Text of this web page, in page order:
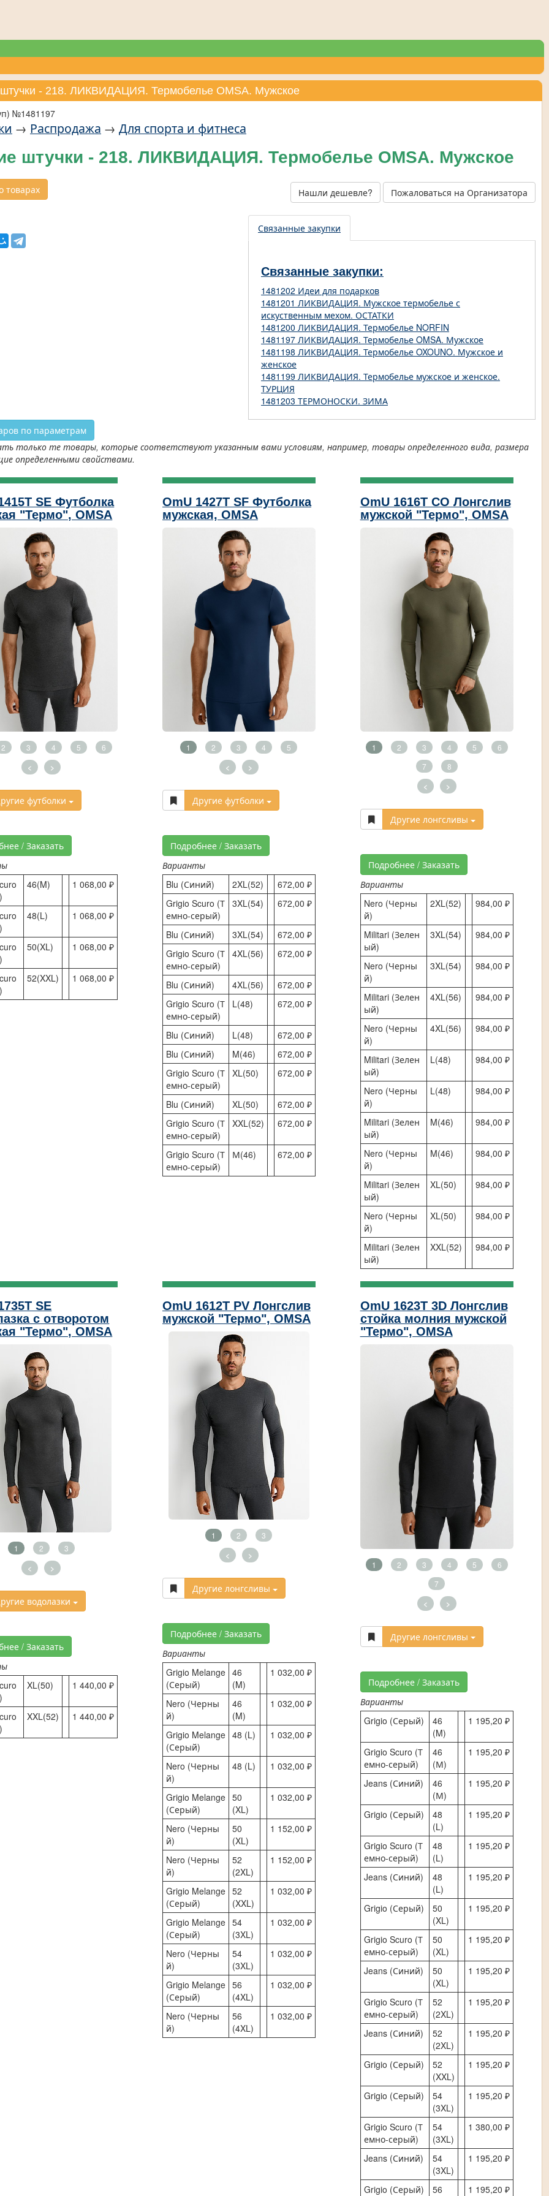
- 218. ЛИКВИДАЦИЯ. Термобелье OMSA. Мужское
№1481197
→ Распродажа → Для спорта и фитнеса
штучки - 218. ЛИКВИДАЦИЯ. Термобелье OMSA. Мужское
Нашли дешевле? Пожаловаться на Организатора
Связанные закупки
Связанные закупки:
1481202 Идеи для подарков
1481201 ЛИКВИДАЦИЯ. Мужское термобелье с
искуственным мехом. ОСТАТКИ
1481200 ЛИКВИДАЦИЯ. Термобелье NORFIN
1481197 ЛИКВИДАЦИЯ. Термобелье OMSA. Мужское
1481198 ЛИКВИДАЦИЯ. Термобелье OXOUNO. Мужское и
женское
1481199 ЛИКВИДАЦИЯ. Термобелье мужское и женское.
ТУРЦИЯ
1481203 ТЕРМОНОСКИ. ЗИМА
по параметрам
только те товары, которые соответствуют указанным вами условиям, например, товары определенного вида, размера
определенными свойствами.
SE Футболка
"Термо", OMSA
2 3 4 5 6
< >
футболки
/ Заказать
46(M) 1 068,00 ₽
48(L) 1 068,00 ₽
50(XL) 1 068,00 ₽
52(XXL) 1 068,00 ₽
OmU 1427T SF Футболка
мужская, OMSA
1 2 3 4 5
< >
Другие футболки
Подробнее / Заказать
Варианты
Blu (Синий)
2XL(52)
672,00 ₽
Grigio Scuro (Т
емно-серый)
3XL(54) 672,00 ₽
Blu (Синий) 3XL(54)
672,00 ₽
Grigio Scuro (Т
емно-серый)
4XL(56) 672,00 ₽
Blu (Синий) 4XL(56)
672,00 ₽
Grigio Scuro (Т
емно-серый)
L(48) 672,00 ₽
Blu (Синий) L(48)
672,00 ₽
Blu (Синий)
M(46)
672,00 ₽
Grigio Scuro (Т
емно-серый)
XL(50) 672,00 ₽
Blu (Синий) XL(50)
672,00 ₽
Grigio Scuro (Т
емно-серый)
XXL(52) 672,00 ₽
Grigio Scuro (Т
емно-серый)
М(46) 672,00 ₽
OmU 1616T CO Лонгслив
мужской "Термо", OMSA
1 2 3 4 5
6
7
8
< >
Другие лонгсливы
Подробнее / Заказать
Варианты
Nero (Черны
й)
2XL(52) 984,00 ₽
Militari (Зелен
ый)
3XL(54) 984,00 ₽
Nero (Черны
й)
3XL(54) 984,00 ₽
Militari (Зелен
ый)
4XL(56) 984,00 ₽
Nero (Черны
й)
4XL(56) 984,00 ₽
Militari (Зелен
ый)
L(48) 984,00 ₽
Nero (Черны
й)
L(48) 984,00 ₽
Militari (Зелен
ый)
M(46) 984,00 ₽
Nero (Черны
й)
M(46) 984,00 ₽
Militari (Зелен
ый)
XL(50) 984,00 ₽
Nero (Черны
й)
XL(50) 984,00 ₽
Militari (Зелен
ый)
XXL(52) 984,00 ₽
SE
с отворотом
"Термо", OMSA
1 2 3
< >
водолазки
/ Заказать
XL(50) 1 440,00 ₽
XXL(52) 1 440,00 ₽
OmU 1612T PV Лонгслив
мужской "Термо", OMSA
1 2 3
< >
Другие лонгсливы
Подробнее / Заказать
Варианты
Grigio Melange
(Серый)
46
(M)
1 032,00 ₽
Nero (Черны
й)
46
(M)
1 032,00 ₽
Grigio Melange
(Серый)
48 (L) 1 032,00 ₽
Nero (Черны
й)
48 (L) 1 032,00 ₽
Grigio Melange
(Серый)
50
(XL)
1 032,00 ₽
Nero (Черны
й)
50
(XL)
1 152,00 ₽
Nero (Черны
й)
52
(2XL)
1 152,00 ₽
Grigio Melange
(Серый)
52
(XXL)
1 032,00 ₽
Grigio Melange
(Серый)
54
(3XL)
1 032,00 ₽
Nero (Черны
й)
54
(3XL)
1 032,00 ₽
Grigio Melange
(Серый)
56
(4XL)
1 032,00 ₽
Nero (Черны
й)
56
(4XL)
1 032,00 ₽
OmU 1623T 3D Лонгслив
стойка молния мужской
"Термо", OMSA
1 2 3 4 5
6
7
< >
Другие лонгсливы
Подробнее / Заказать
Варианты
Grigio (Серый)
46
(M)
1 195,20 ₽
Grigio Scuro (Т
емно-серый)
46
(М)
1 195,20 ₽
Jeans (Синий)
46
(М)
1 195,20 ₽
Grigio (Серый)
48
(L)
1 195,20 ₽
Grigio Scuro (Т
емно-серый)
48
(L)
1 195,20 ₽
Jeans (Синий)
48
(L)
1 195,20 ₽
Grigio (Серый)
50
(XL)
1 195,20 ₽
Grigio Scuro (Т
емно-серый)
50
(XL)
1 195,20 ₽
Jeans (Синий)
50
(XL)
1 195,20 ₽
Grigio Scuro (Т
емно-серый)
52
(2XL)
1 195,20 ₽
Jeans (Синий)
52
(2XL)
1 195,20 ₽
Grigio (Серый)
52
(XXL)
1 195,20 ₽
Grigio (Серый)
54
(3XL)
1 195,20 ₽
Grigio Scuro (Т
емно-серый)
54
(3XL)
1 380,00 ₽
Jeans (Синий)
54
(3XL)
1 195,20 ₽
Grigio (Серый)
56
1 195,20 ₽